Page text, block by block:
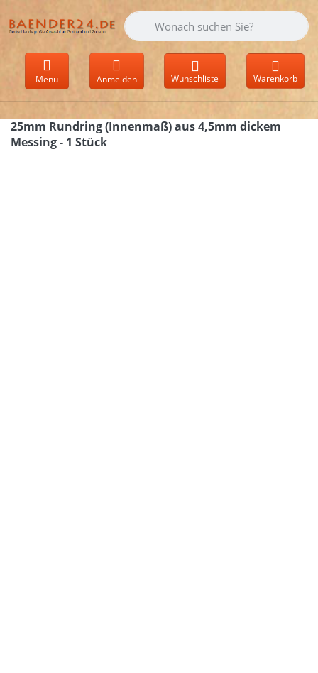
Geben Sie einen Suchbegriff ein.
Menü Anmelden Wunschliste Warenkorb
25mm Rundring (Innenmaß) aus 4,5mm dickem
Messing - 1 Stück